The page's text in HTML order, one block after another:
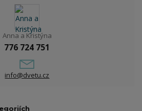
Anna a Kristýna
776 724 751
info@dvetu.cz